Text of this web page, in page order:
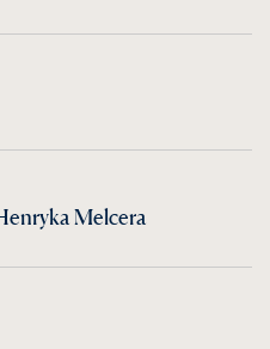
Melcera